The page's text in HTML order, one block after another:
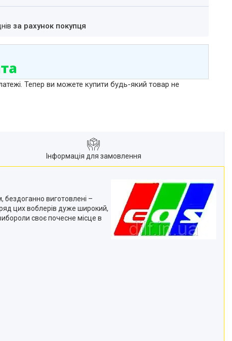
за рахунок покупця
Тепер ви можете купити будь-який товар не
Інформація для замовлення
виготовлені –
цих воблерів дуже широкий,
своє почесне місце в